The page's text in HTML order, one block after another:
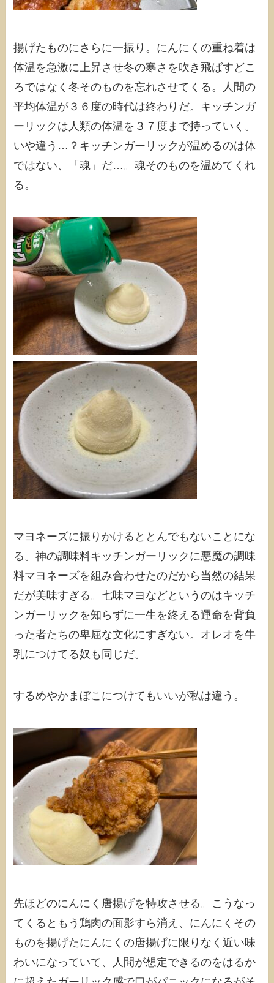
揚げたものにさらに一振り。にんにくの重ね着は
体温を急激に上昇させ冬の寒さを吹き飛ばすどこ
ろではなく冬そのものを忘れさせてくる。人間の
平均体温が３６度の時代は終わりだ。キッチンガ
ーリックは人類の体温を３７度まで持っていく。
いや違う…？キッチンガーリックが温めるのは体
ではない、「魂」だ…。魂そのものを温めてくれ
る。
マヨネーズに振りかけるととんでもないことにな
る。神の調味料キッチンガーリックに悪魔の調味
料マヨネーズを組み合わせたのだから当然の結果
だが美味すぎる。七味マヨなどというのはキッチ
ンガーリックを知らずに一生を終える運命を背負
った者たちの卑屈な文化にすぎない。オレオを牛
乳につけてる奴も同じだ。
するめやかまぼこにつけてもいいが私は違う。
先ほどのにんにく唐揚げを特攻させる。こうなっ
てくるともう鶏肉の面影すら消え、にんにくその
ものを揚げたにんにくの唐揚げに限りなく近い味
わいになっていて、人間が想定できるのをはるか